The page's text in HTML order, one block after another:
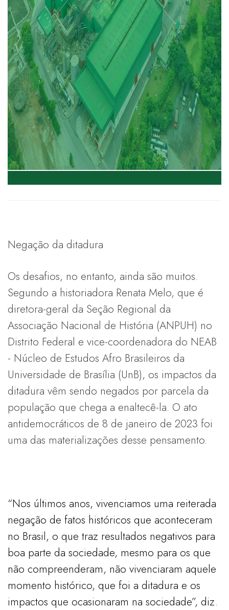
Negação da ditadura
Os desafios, no entanto, ainda são muitos.
Segundo a historiadora Renata Melo, que é
diretora-geral da Seção Regional da
Associação Nacional de História (ANPUH) no
Distrito Federal e vice-coordenadora do NEAB
- Núcleo de Estudos Afro Brasileiros da
Universidade de Brasília (UnB), os impactos da
ditadura vêm sendo negados por parcela da
população que chega a enaltecê-la. O ato
antidemocráticos de 8 de janeiro de 2023 foi
uma das materializações desse pensamento.
“Nos últimos anos, vivenciamos uma reiterada
negação de fatos históricos que aconteceram
no Brasil, o que traz resultados negativos para
boa parte da sociedade, mesmo para os que
não compreenderam, não vivenciaram aquele
momento histórico, que foi a ditadura e os
impactos que ocasionaram na sociedade”, diz.